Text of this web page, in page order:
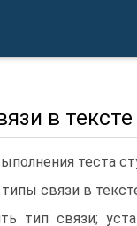
в тексте
теста
связи в
тип связи;